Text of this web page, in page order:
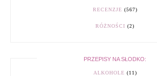
RECENZJE (567)
RÓŻNOŚCI (2)
PRZEPISY NA SŁODKO:
ALKOHOLE (11)